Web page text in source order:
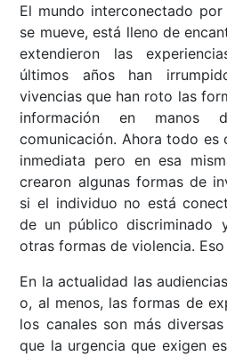
El mundo interconectado
se mueve, está lleno de
extendieron las
últimos años han
vivencias que han roto las
información en manos
comunicación. Ahora todo es
inmediata pero en esa
crearon algunas formas de
si el individuo no está
de un público discriminado
otras formas de violencia.
En la actualidad las
o, al menos, las formas de
los canales son más
que la urgencia que exigen